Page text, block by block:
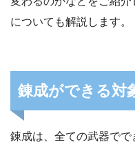
についても解説します。
錬成ができる対
錬成は、全ての武器でで